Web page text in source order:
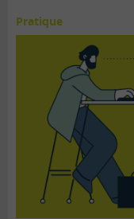
Pratique